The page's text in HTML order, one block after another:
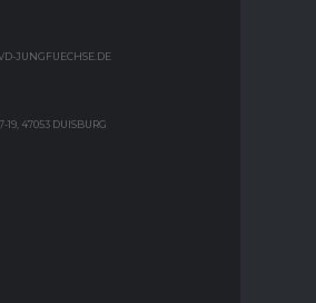
JUNGFUECHSE.DE
19, 47053 DUISBURG